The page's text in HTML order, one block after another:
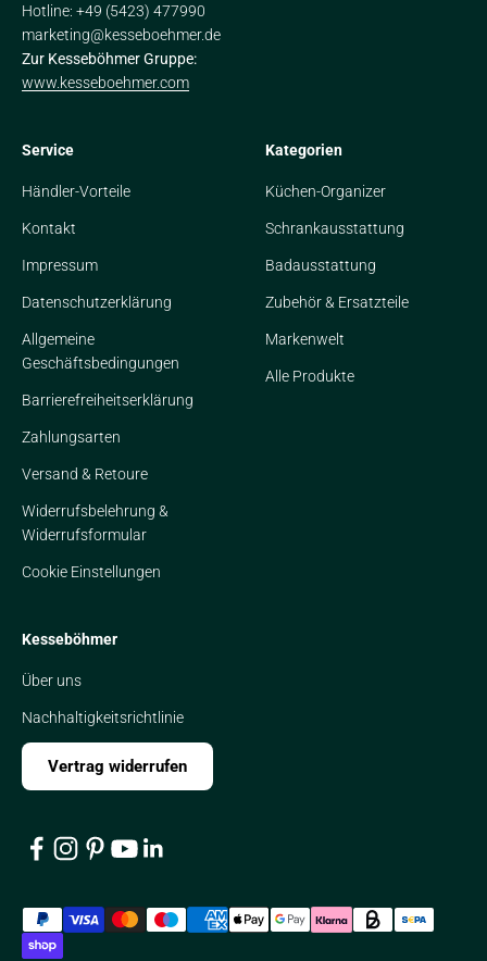
Hotline: +49 (5423) 477990
marketing@kesseboehmer.de
Zur Kesseböhmer Gruppe:
www.kesseboehmer.com
Service
Händler-Vorteile
Kontakt
Impressum
Datenschutzerklärung
Allgemeine
Geschäftsbedingungen
Barrierefreiheitserklärung
Zahlungsarten
Versand & Retoure
Widerrufsbelehrung &
Widerrufsformular
Cookie Einstellungen
Kategorien
Küchen-Organizer
Schrankausstattung
Badausstattung
Zubehör & Ersatzteile
Markenwelt
Alle Produkte
Kesseböhmer
Über uns
Nachhaltigkeitsrichtlinie
Vertrag widerrufen